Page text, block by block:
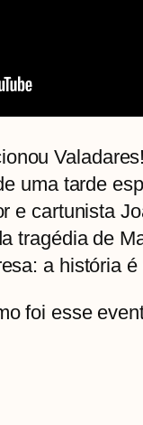
uma tarde
e cartunista
tragédia de
a história
foi esse